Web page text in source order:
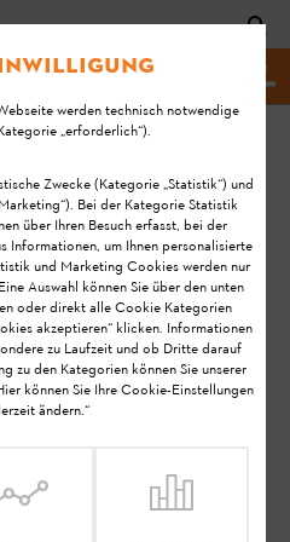
Geändert
am:
16.10.2020
FAQ
Bedienung
einsatzbereit machen, in
aufbewahren,
oder entsorgen, lesen
sorgfältig durch. Die
und
werden technisch notwendige
„erforderlich“).
Zwecke (Kategorie „Statistik“) und
Bei der Kategorie Statistik
über Ihren Besuch erfasst, bei der
Informationen, um Ihnen personalisierte
und Marketing Cookies werden nur
Auswahl können Sie über den unten
oder direkt alle Cookie Kategorien
akzeptieren“ klicken. Informationen
zu Laufzeit und ob Dritte darauf
zu den Kategorien können Sie unserer
können Sie Ihre Cookie-Einstellungen
ändern.“